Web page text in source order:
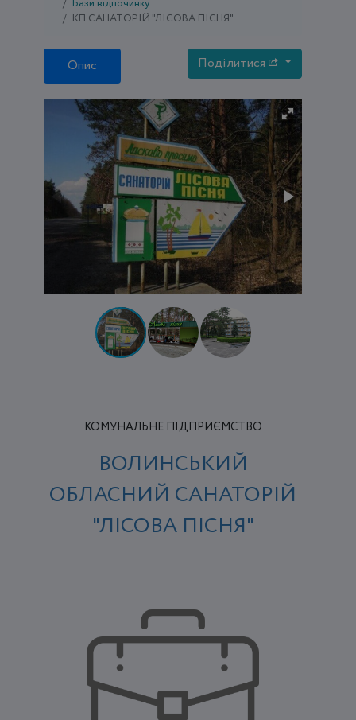
Бази відпочинку
КП САНАТОРІЙ "ЛІСОВА ПІСНЯ"
Опис Поділитися
КОМУНАЛЬНЕ ПІДПРИЄМСТВО
ВОЛИНСЬКИЙ
ОБЛАСНИЙ САНАТОРІЙ
"ЛІСОВА ПІСНЯ"